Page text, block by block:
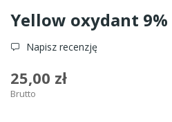
Yellow oxydant 9%
Napisz recenzję
25,00 zł
Brutto